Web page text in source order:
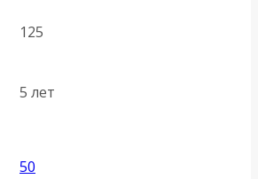
125
5 лет
50